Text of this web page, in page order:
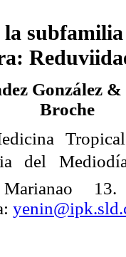
la
González
Broche
del